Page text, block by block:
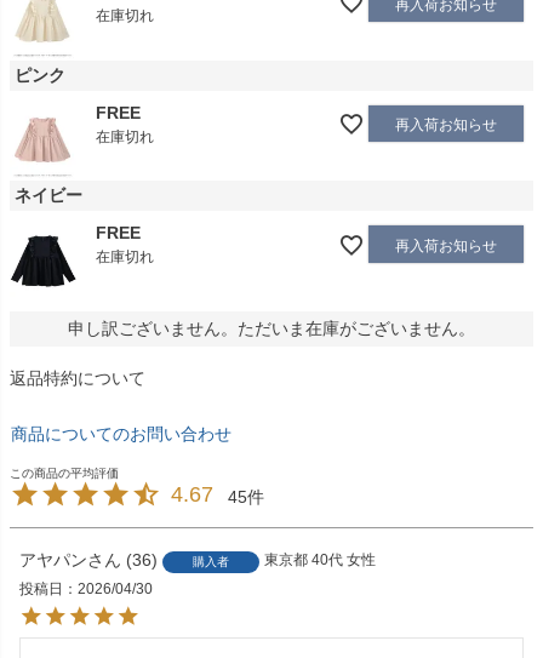
在庫切れ
再入荷お知らせ
ピンク
FREE
在庫切れ
再入荷お知らせ
ネイビー
FREE
在庫切れ
再入荷お知らせ
申し訳ございません。ただいま在庫がございません。
返品特約について
商品についてのお問い合わせ
4.67 45
アヤパン 36 購入者 東京都 40代 女性
投稿日
2026/04/30